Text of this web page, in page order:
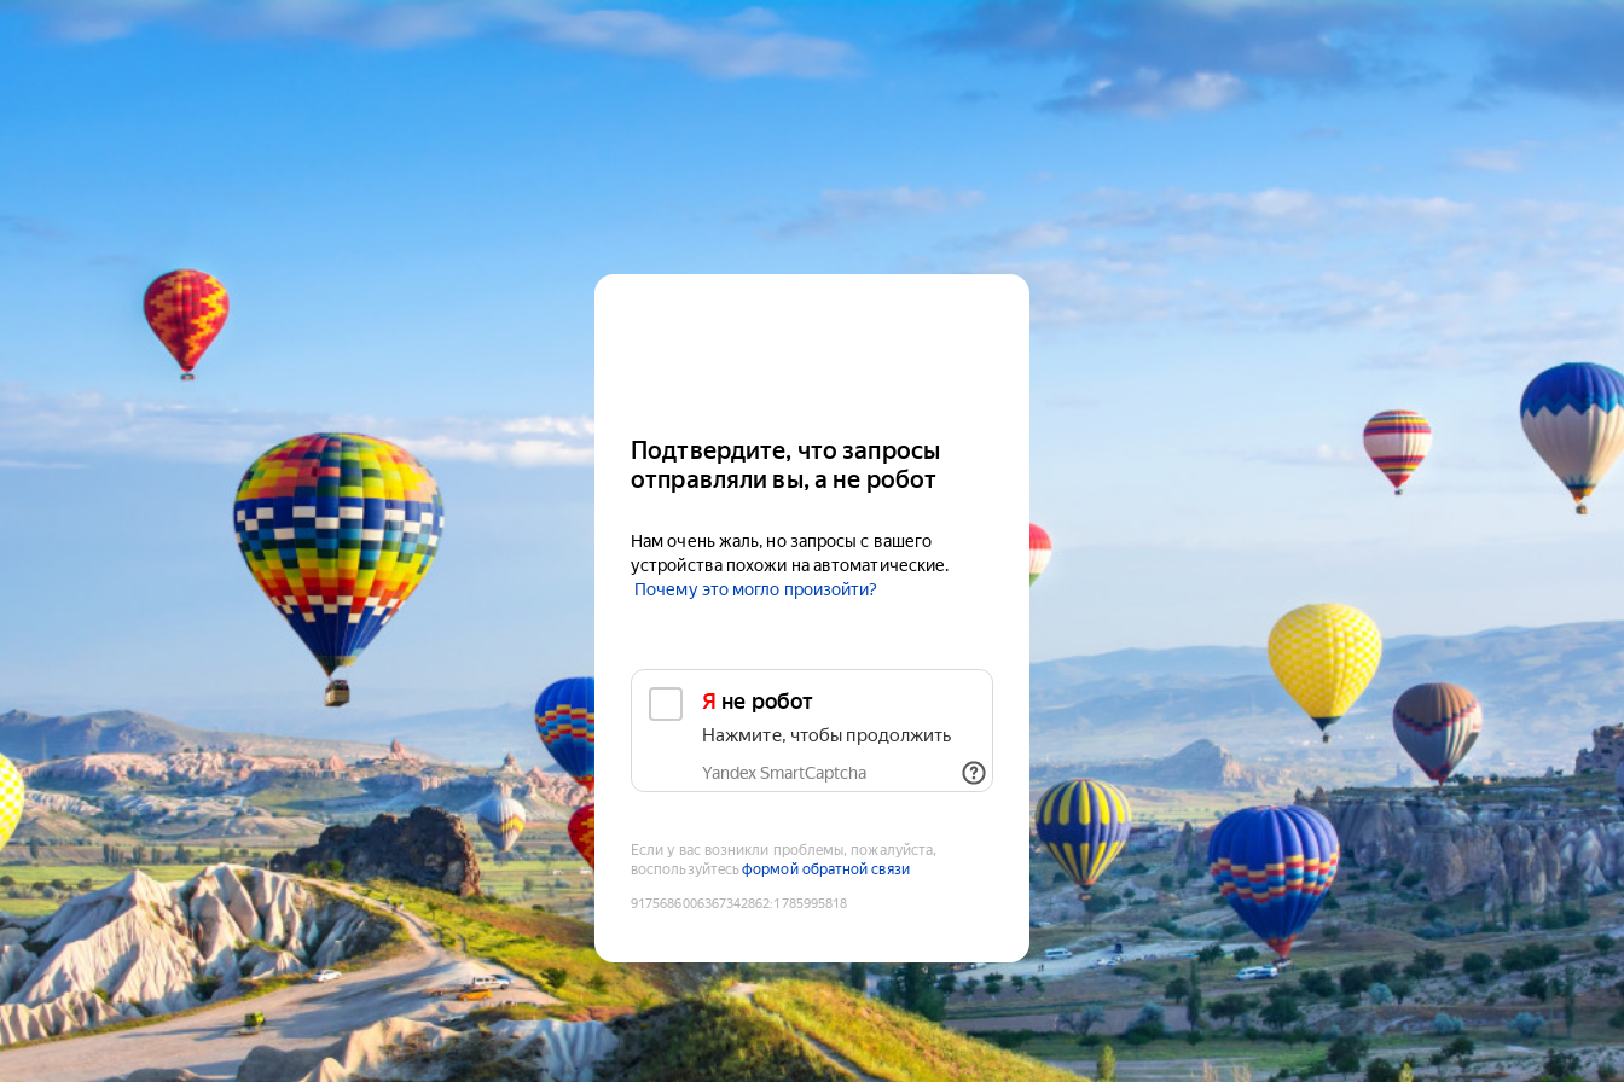
Подтвердите, что запросы
отправляли вы, а не робот
Нам очень жаль, но запросы с вашего
устройства похожи на автоматические.
Почему это могло произойти?
Я не робот
Нажмите, чтобы продолжить
Yandex SmartCaptcha
Если у вас возникли проблемы, пожалуйста,
воспользуйтесьформой обратной связи
9175686006367342862:1785995818